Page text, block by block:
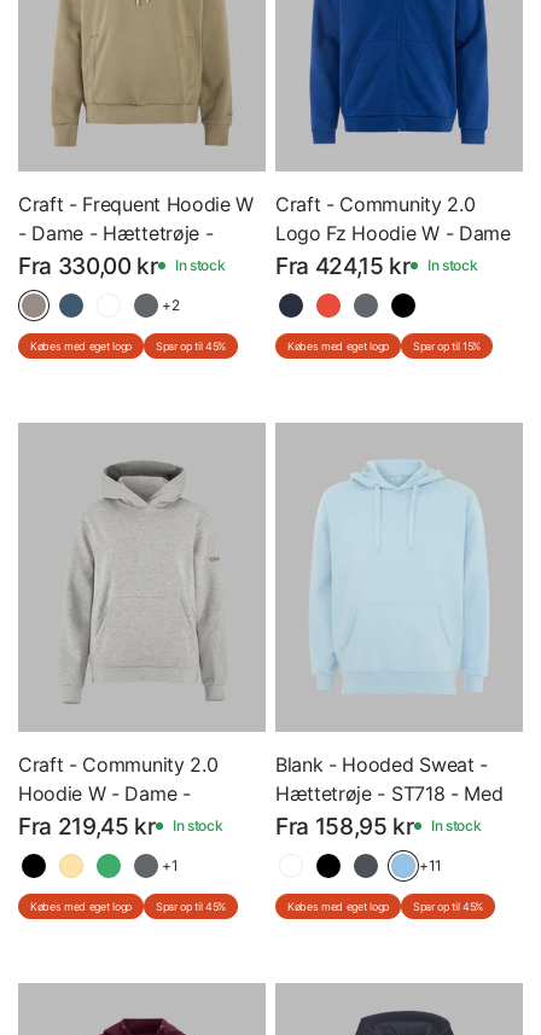
Craft - Frequent Hoodie W
- Dame - Hættetrøje -
1916299 - Med Eget Logo
Fra 330,00 kr In stock
+2
Købes med eget logo Spar op til 45%
Craft - Community 2.0
Logo Fz Hoodie W - Dame
- Hættetrøje med lynlås -
1915296 - Med Eget Logo
Fra 424,15 kr In stock
Købes med eget logo Spar op til 15%
Craft - Community 2.0
Hoodie W - Dame -
Hættetrøje - 1915328 -
Med Eget Logo
Fra 219,45 kr In stock
+1
Købes med eget logo Spar op til 45%
Blank - Hooded Sweat -
Hættetrøje - ST718 - Med
Eget Logo
Fra 158,95 kr In stock
+11
Købes med eget logo Spar op til 45%